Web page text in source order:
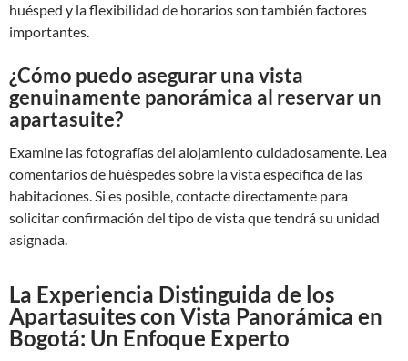
huésped y la flexibilidad de horarios son también factores
importantes.
¿Cómo puedo asegurar una vista
genuinamente panorámica al reservar un
apartasuite?
Examine las fotografías del alojamiento cuidadosamente. Lea
comentarios de huéspedes sobre la vista específica de las
habitaciones. Si es posible, contacte directamente para
solicitar confirmación del tipo de vista que tendrá su unidad
asignada.
La Experiencia Distinguida de los
Apartasuites con Vista Panorámica en
Bogotá: Un Enfoque Experto